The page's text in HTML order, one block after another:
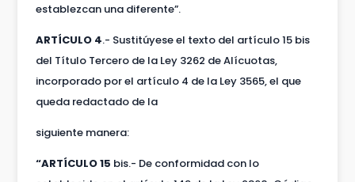
establezcan una diferente”.
ARTÍCULO 4.- Sustitúyese el texto del artículo 15 bis
del Título Tercero de la Ley 3262 de Alícuotas,
incorporado por el artículo 4 de la Ley 3565, el que
queda redactado de la
siguiente manera:
“ARTÍCULO 15 bis.- De conformidad con lo